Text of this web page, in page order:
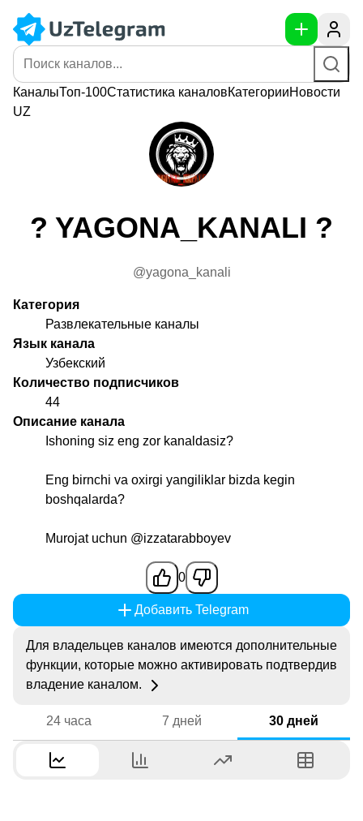
КаналыТоп-100Статистика каналовКатегорииНовости
UZ
? YAGONA_KANALI ?
@yagona_kanali
Категория
Развлекательные каналы
Язык канала
Узбекский
Количество подписчиков
44
Описание канала
Ishoning siz eng zor kanaldasiz?
Eng birnchi va oxirgi yangiliklar bizda kegin
boshqalarda?
Murojat uchun @izzatarabboyev
0
Добавить Telegram
Для владельцев каналов имеются дополнительные
функции, которые можно активировать подтвердив
владение каналом.
24 часа 7 дней 30 дней